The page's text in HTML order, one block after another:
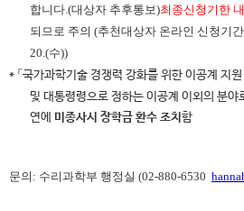
합니다.(대상자 추후통보)최종신청기한
되므로 주의(추천대상자 온라인 신청기
20.(수))
* 「국가과학기술 경쟁력 강화를 위한 이공계 지
및 대통령령으로 정하는이공계 이외의 분야
연에 미종사시 장학금 환수 조치함
문의: 수리과학부 행정실 (02-880-6530